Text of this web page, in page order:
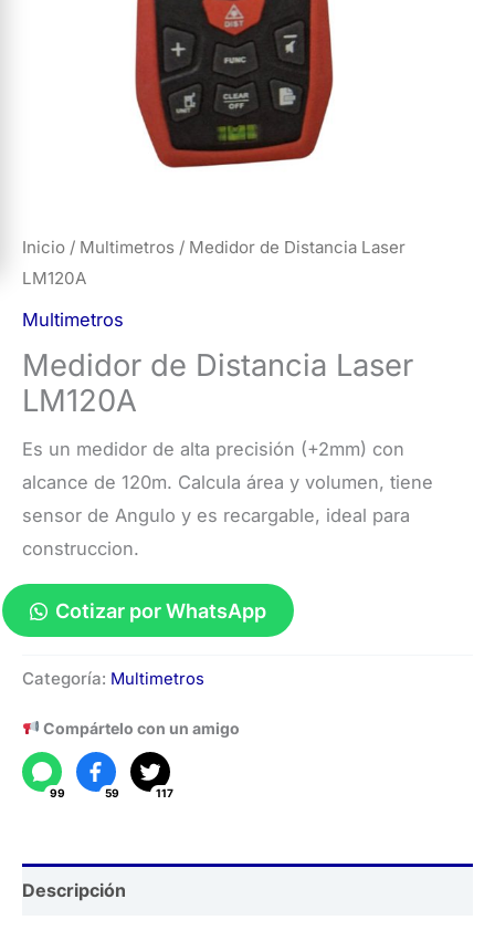
Inicio / Multimetros / Medidor de Distancia Laser
LM120A
Multimetros
Medidor de Distancia Laser
LM120A
Es un medidor de alta precisión (+2mm) con
alcance de 120m. Calcula área y volumen, tiene
sensor de Angulo y es recargable, ideal para
construccion.
Cotizar por WhatsApp
de
Distancia
Laser
LM120A
Categoría: Multimetros
Compártelo con un amigo
99 59 117
Descripción